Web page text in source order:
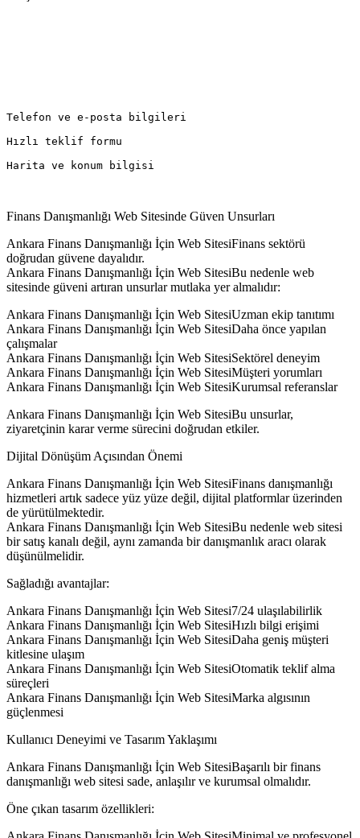
Telefon ve e-posta bilgileri
Hızlı teklif formu
Harita ve konum bilgisi
Finans Danışmanlığı Web Sitesinde Güven Unsurları
Ankara Finans Danışmanlığı İçin Web SitesiFinans sektörü
doğrudan güvene dayalıdır.
Ankara Finans Danışmanlığı İçin Web SitesiBu nedenle web
sitesinde güveni artıran unsurlar mutlaka yer almalıdır:
Ankara Finans Danışmanlığı İçin Web SitesiUzman ekip tanıtımı
Ankara Finans Danışmanlığı İçin Web SitesiDaha önce yapılan
çalışmalar
Ankara Finans Danışmanlığı İçin Web SitesiSektörel deneyim
Ankara Finans Danışmanlığı İçin Web SitesiMüşteri yorumları
Ankara Finans Danışmanlığı İçin Web SitesiKurumsal referanslar
Ankara Finans Danışmanlığı İçin Web SitesiBu unsurlar,
ziyaretçinin karar verme sürecini doğrudan etkiler.
Dijital Dönüşüm Açısından Önemi
Ankara Finans Danışmanlığı İçin Web SitesiFinans danışmanlığı
hizmetleri artık sadece yüz yüze değil, dijital platformlar üzerinden
de yürütülmektedir.
Ankara Finans Danışmanlığı İçin Web SitesiBu nedenle web sitesi
bir satış kanalı değil, aynı zamanda bir danışmanlık aracı olarak
düşünülmelidir.
Sağladığı avantajlar:
Ankara Finans Danışmanlığı İçin Web Sitesi7/24 ulaşılabilirlik
Ankara Finans Danışmanlığı İçin Web SitesiHızlı bilgi erişimi
Ankara Finans Danışmanlığı İçin Web SitesiDaha geniş müşteri
kitlesine ulaşım
Ankara Finans Danışmanlığı İçin Web SitesiOtomatik teklif alma
süreçleri
Ankara Finans Danışmanlığı İçin Web SitesiMarka algısının
güçlenmesi
Kullanıcı Deneyimi ve Tasarım Yaklaşımı
Ankara Finans Danışmanlığı İçin Web SitesiBaşarılı bir finans
danışmanlığı web sitesi sade, anlaşılır ve kurumsal olmalıdır.
Öne çıkan tasarım özellikleri: